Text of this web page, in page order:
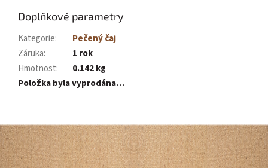
Doplňkové parametry
Kategorie:
Pečený čaj
Záruka:
1 rok
Hmotnost:
0.142 kg
Položka byla vyprodána…
Z
á